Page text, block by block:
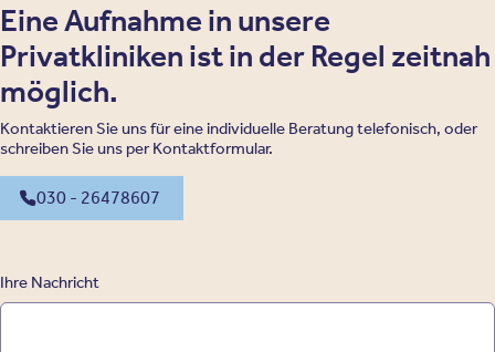
Eine Aufnahme in unsere
Privatkliniken ist in der Regel zeitnah
möglich.
Kontaktieren Sie uns für eine individuelle Beratung telefonisch, oder
schreiben Sie uns per Kontaktformular.
030 - 26478607
Ihre Nachricht